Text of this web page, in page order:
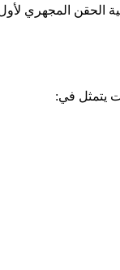
الحقن المجهري
يتمثل في: